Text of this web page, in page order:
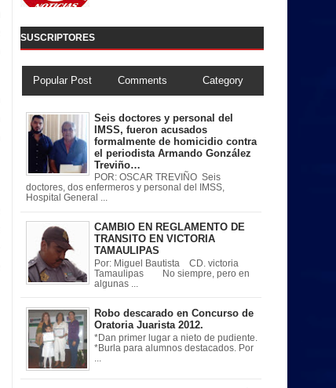
SUSCRIPTORES
Popular Post Comments Category
Seis doctores y personal del
IMSS, fueron acusados
formalmente de homicidio contra
el periodista Armando González
Treviño…
POR: OSCAR TREVIÑO Seis
doctores, dos enfermeros y personal del IMSS,
Hospital General ...
CAMBIO EN REGLAMENTO DE
TRANSITO EN VICTORIA
TAMAULIPAS
Por: Miguel Bautista CD. victoria
Tamaulipas No siempre, pero en
algunas ...
Robo descarado en Concurso de
Oratoria Juarista 2012.
*Dan primer lugar a nieto de pudiente.
*Burla para alumnos destacados. Por